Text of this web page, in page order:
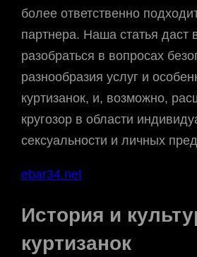
более ответственно
партнера. Наша статья даст
разобраться в вопросах
разнообразия услуг и
куртизанок, и, возможно,
кругозор в области
сексуальности и личных
ebar34.net
История и
куртизанок